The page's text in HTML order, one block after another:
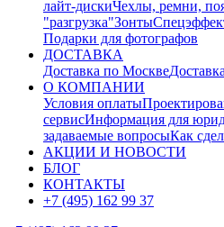
лайт-дискиЧехлы, ремни,
"разгрузка"Зонты
Подарки для фотографов
ДОСТАВКА
Доставка по Москве
О КОМПАНИИ
Условия оплаты
сервисИнформация для
задаваемые вопросыКак
АКЦИИ И НОВОСТИ
БЛОГ
КОНТАКТЫ
+7 (495) 162 99 37